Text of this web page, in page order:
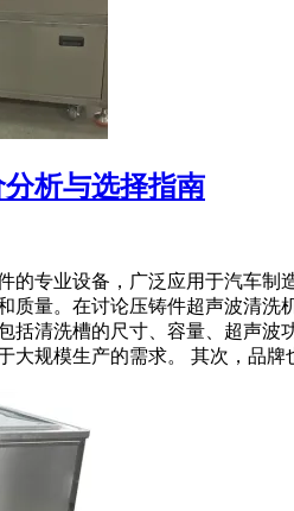
析与选择指南
的专业设备，广泛应用于汽车
质量。在讨论压铸件超声波清
括清洗槽的尺寸、容量、超声
大规模生产的需求。 其次，品